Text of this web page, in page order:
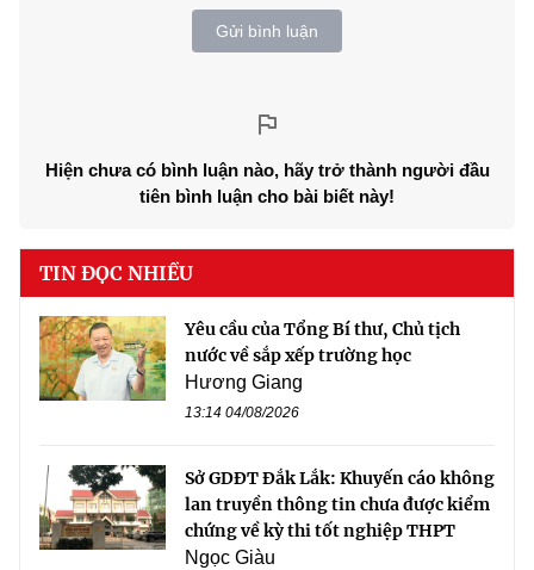
Gửi bình luận
Hiện chưa có bình luận nào, hãy trở thành người đầu
tiên bình luận cho bài biết này!
TIN ĐỌC NHIỀU
Yêu cầu của Tổng Bí thư, Chủ tịch
nước về sắp xếp trường học
Hương Giang
13:14 04/08/2026
Sở GDĐT Đắk Lắk: Khuyến cáo không
lan truyền thông tin chưa được kiểm
chứng về kỳ thi tốt nghiệp THPT
Ngọc Giàu